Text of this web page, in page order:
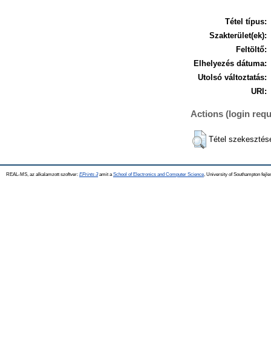
Tétel típus:
Szakterület(ek):
Feltöltő:
Elhelyezés dátuma:
Utolsó változtatás:
URI:
Actions (login
Tétel
REAL-MS, az alkalamzott szoftver: EPrints 3amit a School of Electronics and Computer Science , University of Southampton